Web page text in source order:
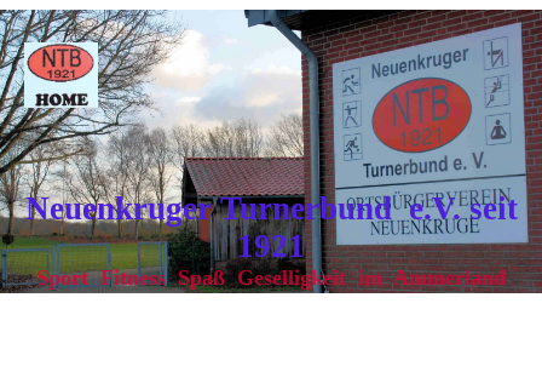
Neuenkruger Turnerbund e.V. seit
1921
Sport Fitness Spaß Geselligkeit im Ammerland